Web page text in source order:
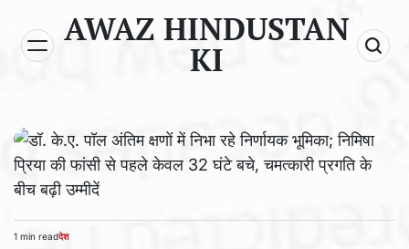
content
AWAZ HINDUSTAN
KI
Estimated
1 min readPOSTED
देश